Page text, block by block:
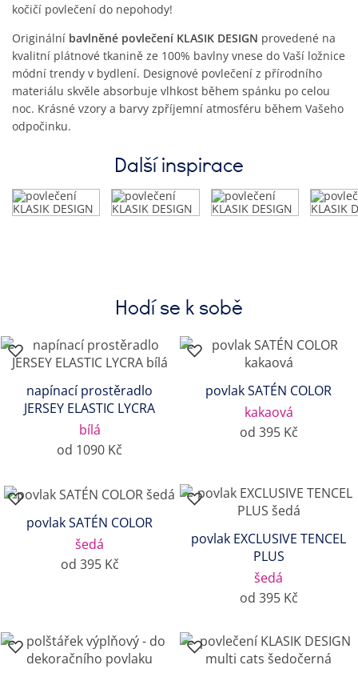
kočičí povlečení do nepohody!
Originální bavlněné povlečení KLASIK DESIGN provedené na
kvalitní plátnové tkanině ze 100% bavlny vnese do Vaší ložnice
módní trendy v bydlení. Designové povlečení z přírodního
materiálu skvěle absorbuje vlhkost během spánku po celou
noc. Krásné vzory a barvy zpříjemní atmosféru během Vašeho
odpočinku.
Další inspirace
Hodí se k sobě
napínací prostěradlo
JERSEY ELASTIC LYCRA
bílá
od 1090 Kč
povlak SATÉN COLOR
kakaová
od 395 Kč
povlak SATÉN COLOR
šedá
od 395 Kč
povlak EXCLUSIVE TENCEL
PLUS
šedá
od 395 Kč